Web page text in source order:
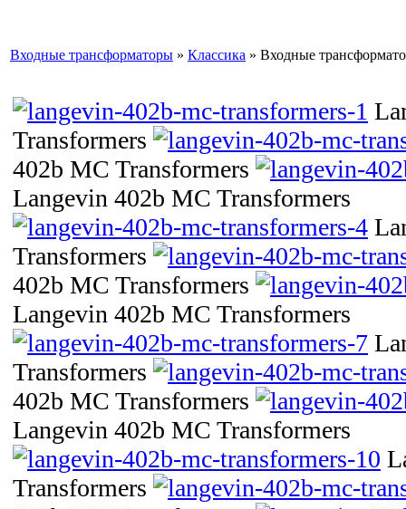
Входные трансформаторы » Классика » Входные
Transformers
402b MC Transformers
Langevin 402b MC Transformers
Transformers
402b MC Transformers
Langevin 402b MC Transformers
Transformers
402b MC Transformers
Langevin 402b MC Transformers
Transformers